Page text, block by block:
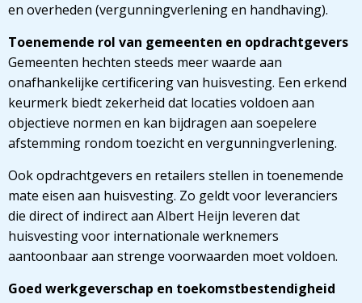
en overheden (vergunningverlening en handhaving).
Toenemende rol van gemeenten en opdrachtgevers
Gemeenten hechten steeds meer waarde aan
onafhankelijke certificering van huisvesting. Een erkend
keurmerk biedt zekerheid dat locaties voldoen aan
objectieve normen en kan bijdragen aan soepelere
afstemming rondom toezicht en vergunningverlening.
Ook opdrachtgevers en retailers stellen in toenemende
mate eisen aan huisvesting. Zo geldt voor leveranciers
die direct of indirect aan Albert Heijn leveren dat
huisvesting voor internationale werknemers
aantoonbaar aan strenge voorwaarden moet voldoen.
Goed werkgeverschap en toekomstbestendigheid